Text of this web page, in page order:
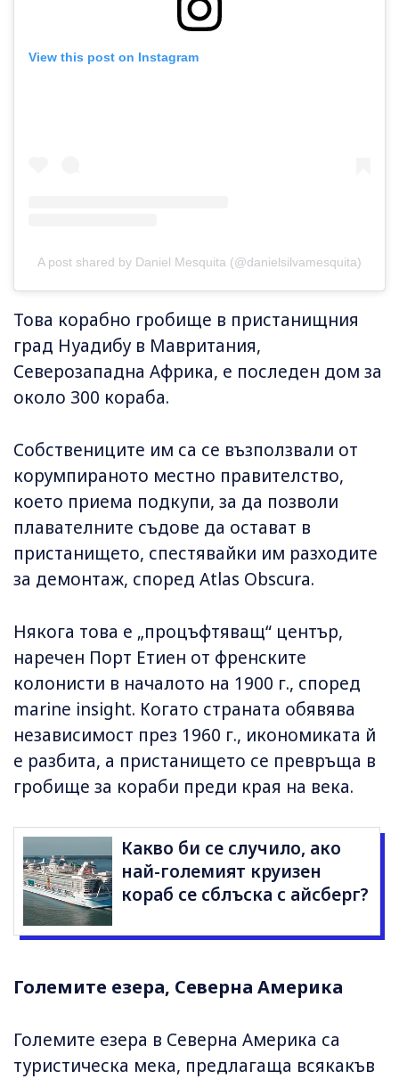
View this post on Instagram
A post shared by Daniel Mesquita (@danielsilvamesquita)
Това корабно гробище в пристанищния
град Нуадибу в Мавритания,
Северозападна Африка, е последен дом за
около 300 кораба.
Собствениците им са се възползвали от
корумпираното местно правителство,
което приема подкупи, за да позволи
плавателните съдове да остават в
пристанището, спестявайки им разходите
за демонтаж, според Atlas Obscura.
Някога това е „процъфтяващ“ център,
наречен Порт Етиен от френските
колонисти в началото на 1900 г., според
marine insight. Когато страната обявява
независимост през 1960 г., икономиката й
е разбита, а пристанището се превръща в
гробище за кораби преди края на века.
Какво би се случило, ако
най-големият круизен
кораб се сблъска с айсберг?
Големите езера, Северна Америка
Големите езера в Северна Америка са
туристическа мека, предлагаща всякакъв